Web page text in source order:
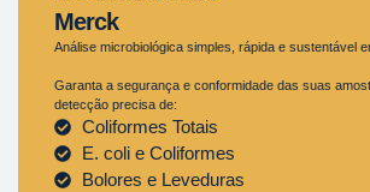
Merck
Análise microbiológica simples, rápida e sustentável
Garanta a segurança e conformidade das suas
detecção precisa de:
Coliformes Totais
E. coli e Coliformes
Bolores e Leveduras